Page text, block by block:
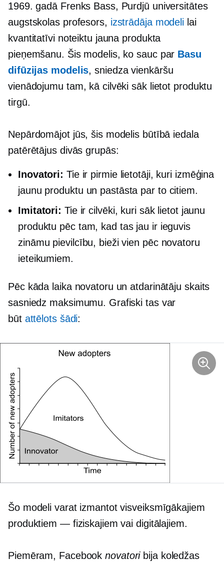
1969. gadā Frenks Bass, Purdjū universitātes
augstskolas profesors, izstrādāja modeli lai
kvantitatīvi noteiktu jauna produkta
pieņemšanu. Šis modelis, ko sauc par Basu
difūzijas modelis, sniedza vienkāršu
vienādojumu tam, kā cilvēki sāk lietot produktu
tirgū.
Nepārdomājot jūs, šis modelis būtībā iedala
patērētājus divās grupās:
Inovatori: Tie ir pirmie lietotāji, kuri izmēģina
jaunu produktu un pastāsta par to citiem.
Imitatori: Tie ir cilvēki, kuri sāk lietot jaunu
produktu pēc tam, kad tas jau ir ieguvis
zināmu pievilcību, bieži vien pēc novatoru
ieteikumiem.
Pēc kāda laika novatoru un atdarinātāju skaits
sasniedz maksimumu. Grafiski tas var
būt attēlots šādi:
Šo modeli varat izmantot visveiksmīgākajiem
produktiem — fiziskajiem vai digitālajiem.
Piemēram, Facebooknovatori bija koledžas